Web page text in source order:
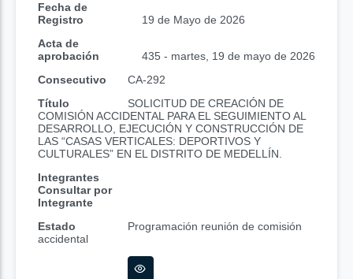
Fecha de
Registro
19 de Mayo de 2026
Acta de
aprobación
435 - martes, 19 de mayo de 2026
Consecutivo
CA-292
Título
SOLICITUD DE CREACIÓN DE
COMISIÓN ACCIDENTAL PARA EL SEGUIMIENTO AL
DESARROLLO, EJECUCIÓN Y CONSTRUCCIÓN DE
LAS “CASAS VERTICALES: DEPORTIVOS Y
CULTURALES” EN EL DISTRITO DE MEDELLÍN.
Integrantes
Consultar por
Integrante
Estado
Programación reunión de comisión
accidental